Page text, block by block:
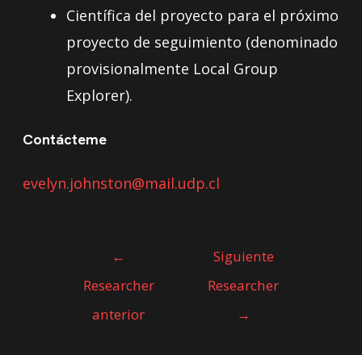
Científica del proyecto para el próximo
proyecto de seguimiento (denominado
provisionalmente Local Group
Explorer).
Contácteme
evelyn.johnston@mail.udp.cl
←
Researcher
anterior
Siguiente
Researcher
→